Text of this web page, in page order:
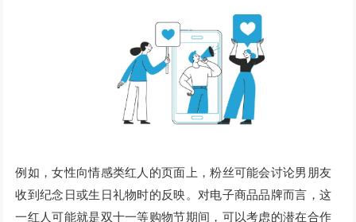
例如，女性向情感类红人的页面上，粉丝可能会讨论男朋友
收到纪念日或生日礼物时的反映。对电子商品品牌而言，这
一红人可能就是双〸一等购物节期间，可以考虑的潜在合作